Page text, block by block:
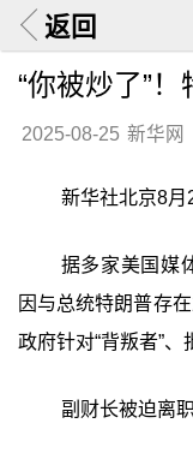
返回
“你被炒了”！
2025-08-25 新华网
新华社北京8月
据多家美国媒
因与总统特朗普存
政府针对“背叛者”、
副财长被迫离职